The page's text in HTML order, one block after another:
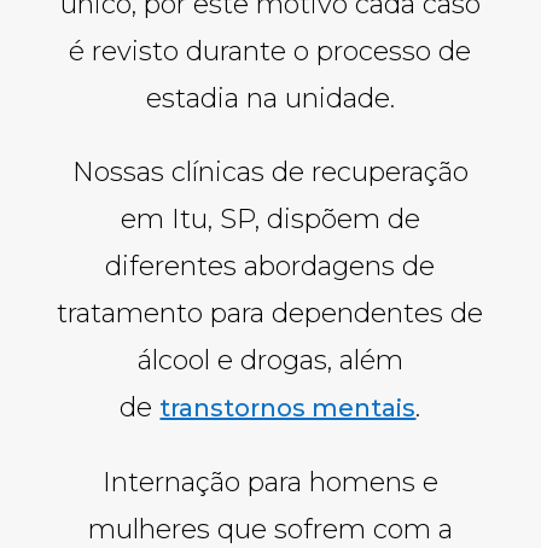
é revisto durante o processo de
estadia na unidade.
Nossas clínicas de recuperação
em Itu, SP, dispõem de
diferentes abordagens de
tratamento para dependentes de
álcool e drogas, além
de transtornos mentais.
Internação para homens e
mulheres que sofrem com a